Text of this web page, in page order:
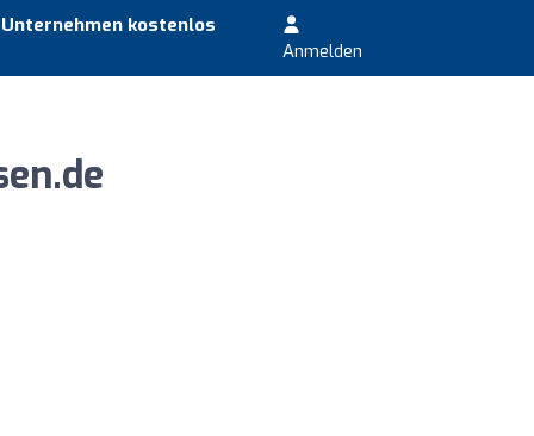
Unternehmen kostenlos
Anmelden